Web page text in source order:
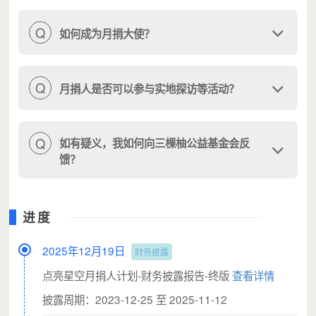
Q 如何成为月捐大使？
Q 月捐人是否可以参与实地探访等活动？
Q
如有疑义，我如何向三棵柚公益基金会反
馈？
进度
2025年12月19日 财务披露
点亮星空月捐人计划-财务披露报告-终版查看详情
披露周期：2023-12-25 至 2025-11-12